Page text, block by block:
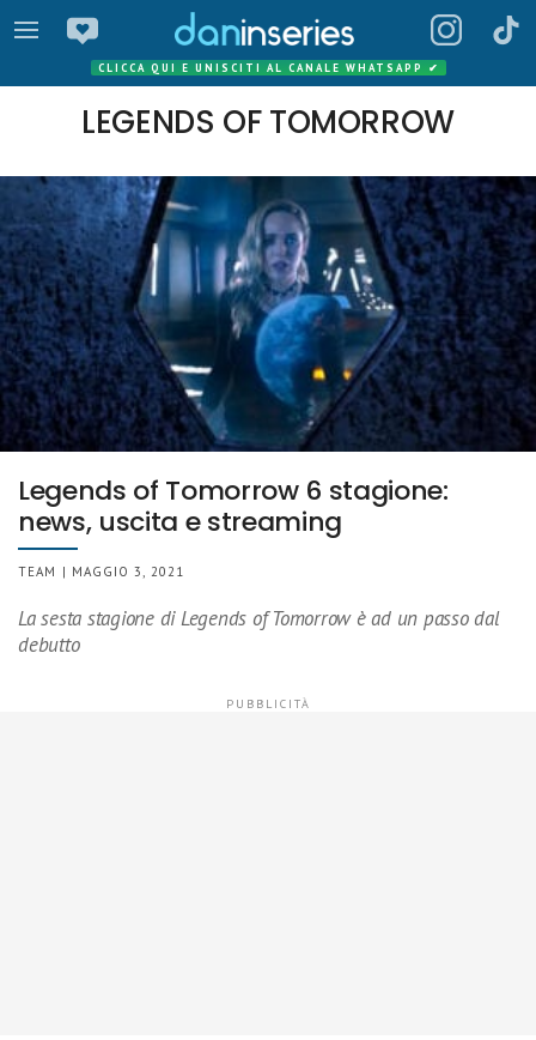
CLICCA QUI E UNISCITI AL CANALE WHATSAPP ✔
LEGENDS OF TOMORROW
Legends of Tomorrow 6 stagione:
news, uscita e streaming
TEAM | MAGGIO 3, 2021
La sesta stagione di Legends of Tomorrow è ad un passo dal
debutto